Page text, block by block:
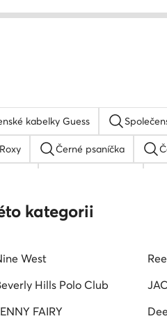
kabelky Guess
Černé psaníčka
Kabelky JENNY FAIRY
kategorii
West
Hills Polo Club
FAIRY